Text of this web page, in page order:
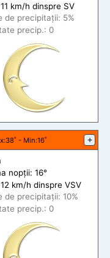
km/h dinspre SV
de precipitații: 5%
precip.: 0
:38˚ - Min:16˚ +
nopții: 16°
km/h dinspre VSV
de precipitații: 10%
precip.: 0